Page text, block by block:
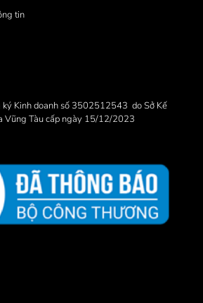
tin
Kinh doanh số 3502512543 do Sở Kế
Vũng Tàu cấp ngày 15/12/2023